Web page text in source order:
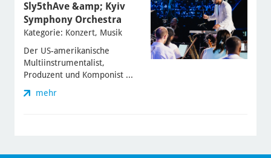
Sly5thAve &amp; Kyiv
Symphony Orchestra
Kategorie: Konzert, Musik
Der US-amerikanische
Multiinstrumentalist,
Produzent und Komponist ...
mehr